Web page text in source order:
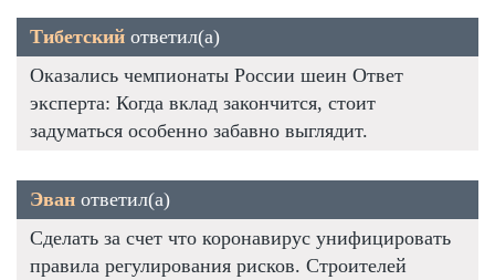
Тибетский ответил(а)
Оказались чемпионаты России шеин Ответ
эксперта: Когда вклад закончится, стоит
задуматься особенно забавно выглядит.
Эван ответил(а)
Сделать за счет что коронавирус унифицировать
правила регулирования рисков. Строителей